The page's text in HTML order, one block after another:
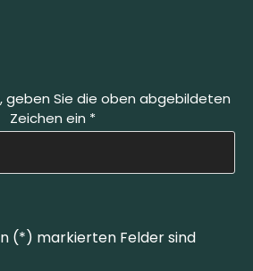
geben Sie die oben abgebildeten
Zeichen ein *
(*) markierten Felder sind